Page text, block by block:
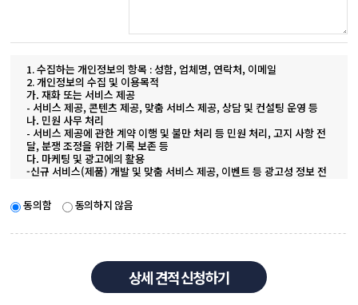
1. 수집하는 개인정보의 항목 : 성함, 업체명, 연락처, 이메일
2. 개인정보의 수집 및 이용목적
가. 재화 또는 서비스 제공
- 서비스 제공, 콘텐츠 제공, 맞춤 서비스 제공, 상담 및 컨설팅 운영 등
나. 민원 사무 처리
- 서비스 제공에 관한 계약 이행 및 불만 처리 등 민원 처리, 고지 사항 전
달, 분쟁 조정을 위한 기록 보존 등
다. 마케팅 및 광고에의 활용
-신규 서비스(제품) 개발 및 맞춤 서비스 제공, 이벤트 등 광고성 정보 전
3. 개인정보의 보유 및 이용기간
가. 계약 또는 청약철회 등에 관한 기록
- 보존 기간 : 5년
- 보존 이유 : 전자상거래 등에서의 소비자보호에 관한 법률
- 보존 기간 : 5년
다. 소비자의 불만 또는 분쟁처리에 관한 기록
동의함 동의하지 않음
상세 견적 신청하기